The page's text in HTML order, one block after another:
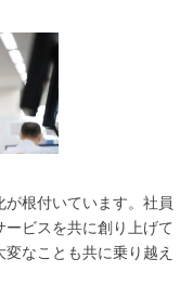
根付いています。社員
ビスを共に創り上げて
なことも共に乗り越え